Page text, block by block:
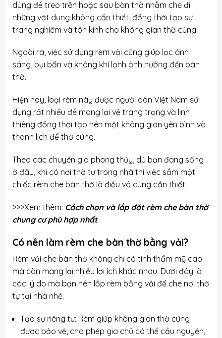
dùng để treo trên hoặc sau bàn thờ nhằm che đi
những vật dụng không cần thiết, đồng thời tạo sự
trang nghiêm và tôn kính cho không gian thờ cúng.
Ngoài ra, việc sử dụng rèm vải cũng giúp lọc ánh
sáng, bụi bẩn và không khí lạnh ảnh hưởng đến bàn
thờ.
Hiện nay, loại rèm này được người dân Việt Nam sử
dụng rất nhiều để mang lại vẻ trang trọng và linh
thiêng đồng thời tạo nên một không gian yên bình và
thanh lịch để thờ cúng.
Theo các chuyên gia phong thủy, dù bạn đang sống
ở đâu, khi có nơi thờ tự trong nhà thì việc sắm một
chiếc rèm che bàn thờ là điều vô cùng cần thiết.
>>>Xem thêm: Cách chọn và lắp đặt rèm che bàn thờ
chung cư phù hợp nhất
Có nên làm rèm che bàn thờ bằng vải?
Rèm vải che bàn thờ không chỉ có tính thẩm mỹ cao
mà còn mang lại nhiều lợi ích khác nhau. Dưới đây là
các lý do mà bạn nên lắp rèm bằng vải để che nơi thờ
tự tại nhà nhé.
Tạo sự riêng tư: Rèm giúp không gian thờ cúng
được bảo vệ, cho phép gia chủ có thể cầu nguyện,